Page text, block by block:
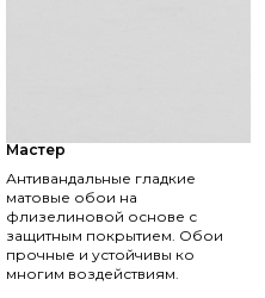
Мастер
Антивандальные гладкие
матовые обои на
флизелиновой основе с
защитным покрытием. Обои
прочные и устойчивы ко
многим воздействиям.